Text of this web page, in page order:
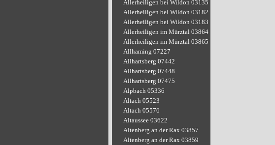
Allerheiligen bei Wildon 03135
Allerheiligen bei Wildon 03182
Allerheiligen bei Wildon 03183
Allerheiligen im Mürztal 03864
Allerheiligen im Mürztal 03865
Allhaming 07227
Allhartsberg 07442
Allhartsberg 07448
Allhartsberg 07475
Alpbach 05336
Altach 05523
Altach 05576
Altaussee 03622
Altenberg an der Rax 03857
Altenberg an der Rax 03859